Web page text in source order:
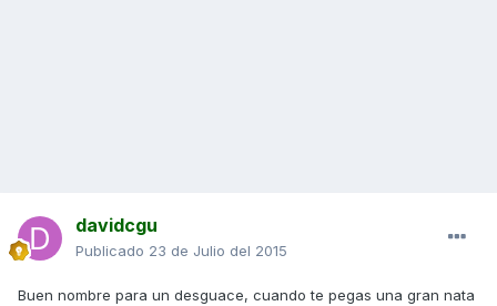
davidcgu
Publicado 23 de Julio del 2015
Buen nombre para un desguace, cuando te pegas una gran nata